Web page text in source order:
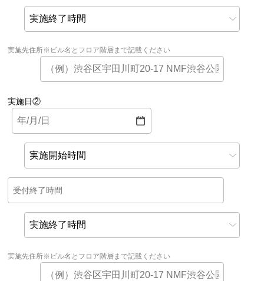
実施先住所※ビル名とフロア階層まで記載ください
実施日②
受付終了時間
実施先住所※ビル名とフロア階層まで記載ください